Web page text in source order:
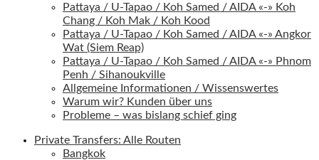
Pattaya / U-Tapao / Koh Samed / AIDA «-» Koh
Chang / Koh Mak / Koh Kood
Pattaya / U-Tapao / Koh Samed / AIDA «-» Angkor
Wat (Siem Reap)
Pattaya / U-Tapao / Koh Samed / AIDA «-» Phnom
Penh / Sihanoukville
Allgemeine Informationen / Wissenswertes
Warum wir? Kunden über uns
Probleme – was bislang schief ging
Private Transfers: Alle Routen
Bangkok